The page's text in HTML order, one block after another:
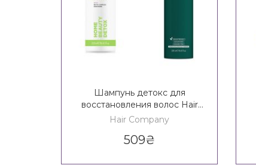
Шампунь детокс для
восстановления волос Hair
Company Double Action
Shampoo
Hair Company
509₴